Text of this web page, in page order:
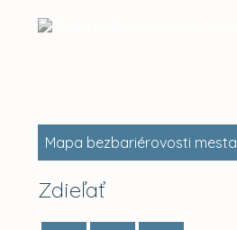
Mapa bezbariérovosti mesta
Zdieľať